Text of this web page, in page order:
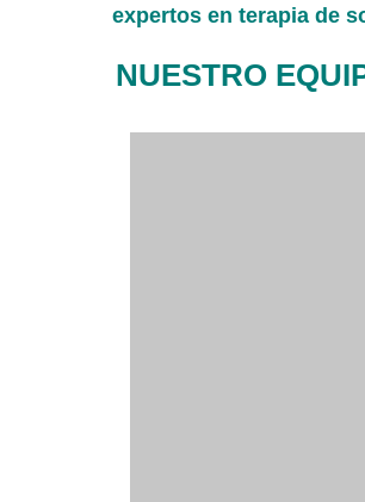
NUESTRO
expertos en terapia de